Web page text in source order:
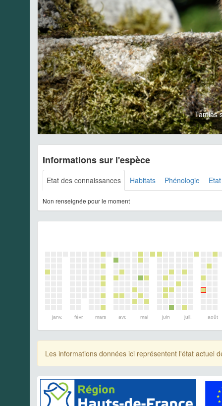
Tamias
Informations sur l'espèce
Etat des connaissances Habitats Phénologie
Non renseignée pour le moment
janv. févr. mars avr. mai juin juil. août
Les informations données ici représentent l'état actuel